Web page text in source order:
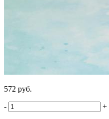
572 руб.
- +